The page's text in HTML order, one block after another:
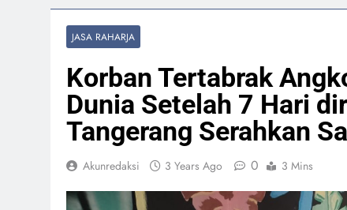
JASA RAHARJA
Korban Tertabrak
Dunia Setelah 7 Hari
Tangerang Serahkan
Akunredaksi 3 Years Ago 0 3 Mins